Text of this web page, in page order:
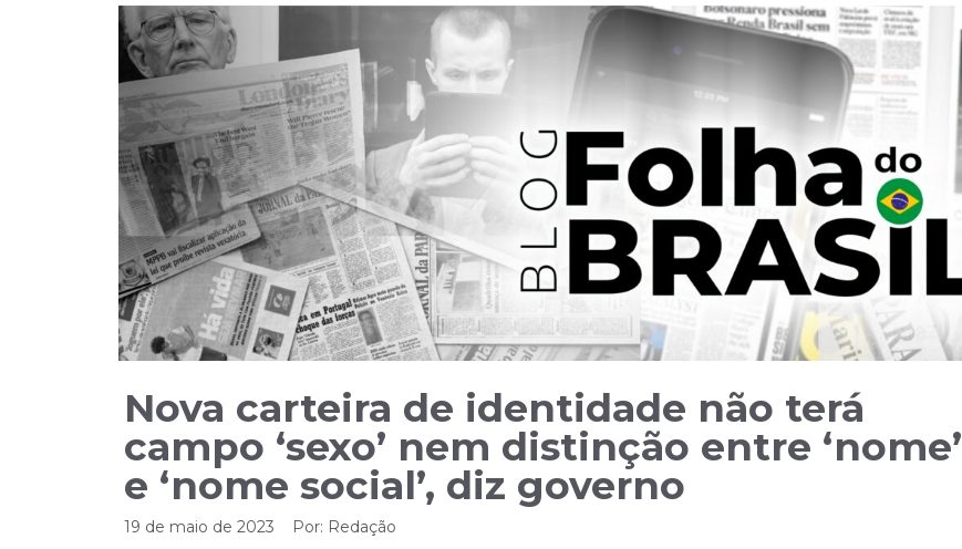
Nova carteira de identidade não terá
campo ‘sexo’ nem distinção entre ‘nome’
e ‘nome social’, diz governo
19 de maio de 2023 Por: Redação